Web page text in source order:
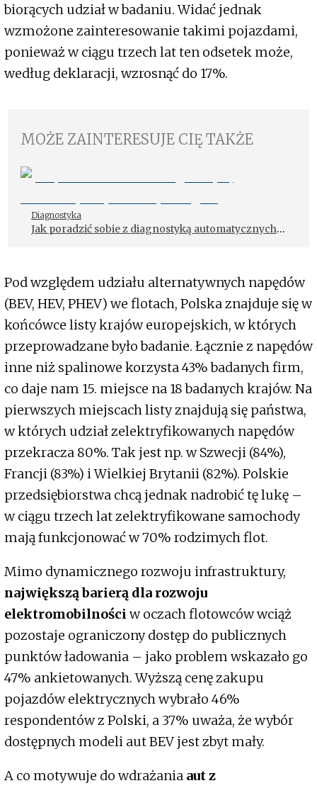
biorących udział w badaniu. Widać jednak
wzmożone zainteresowanie takimi pojazdami,
ponieważ w ciągu trzech lat ten odsetek może,
według deklaracji, wzrosnąć do 17%.
MOŻE ZAINTERESUJE CIĘ TAKŻE
Diagnostyka
Jak poradzić sobie z diagnostyką automatycznych
Pod względem udziału alternatywnych napędów
(BEV, HEV, PHEV) we flotach, Polska znajduje się w
końcówce listy krajów europejskich, w których
przeprowadzane było badanie. Łącznie z napędów
inne niż spalinowe korzysta 43% badanych firm,
co daje nam 15. miejsce na 18 badanych krajów. Na
pierwszych miejscach listy znajdują się państwa,
w których udział zelektryfikowanych napędów
przekracza 80%. Tak jest np. w Szwecji (84%),
Francji (83%) i Wielkiej Brytanii (82%). Polskie
przedsiębiorstwa chcą jednak nadrobić tę lukę –
w ciągu trzech lat zelektryfikowane samochody
mają funkcjonować w 70% rodzimych flot.
Mimo dynamicznego rozwoju infrastruktury,
największą barierą dla rozwoju
elektromobilnościw oczach flotowców wciąż
pozostaje ograniczony dostęp do publicznych
punktów ładowania – jako problem wskazało go
47% ankietowanych. Wyższą cenę zakupu
pojazdów elektrycznych wybrało 46%
respondentów z Polski, a 37% uważa, że wybór
dostępnych modeli aut BEV jest zbyt mały.
A co motywuje do wdrażania aut z